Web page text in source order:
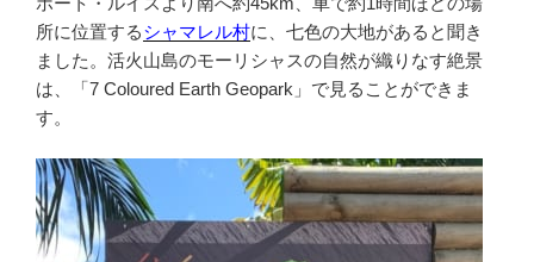
所に位置するシャマレル村に、七色の大地があると聞き
ました。活火山島のモーリシャスの自然が織りなす絶景
は、「7 Coloured Earth Geopark」で見ることができま
す。